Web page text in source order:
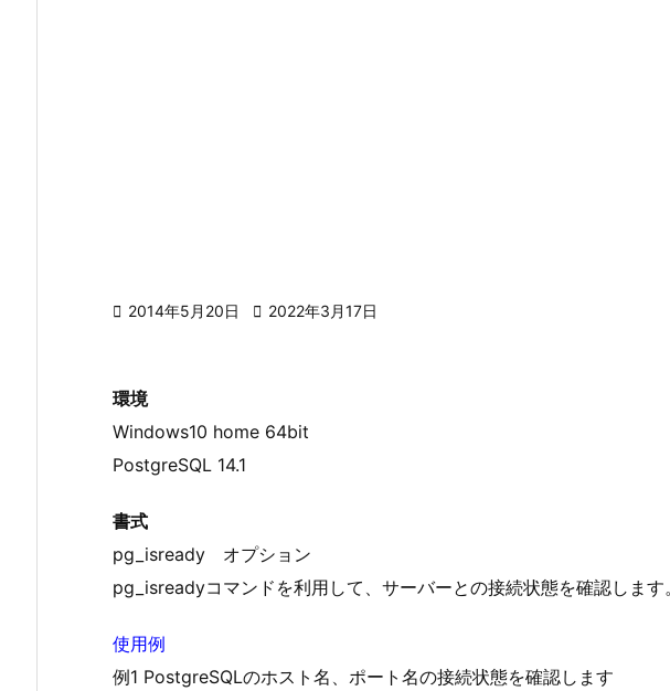
 2014年5月20日  2022年3月17日
環境
Windows10 home 64bit
PostgreSQL 14.1
書式
pg_isready オプション
pg_isreadyコマンドを利用して、サーバーとの接続状態を確認します。
使用例
例1 PostgreSQLのホスト名、ポート名の接続状態を確認します